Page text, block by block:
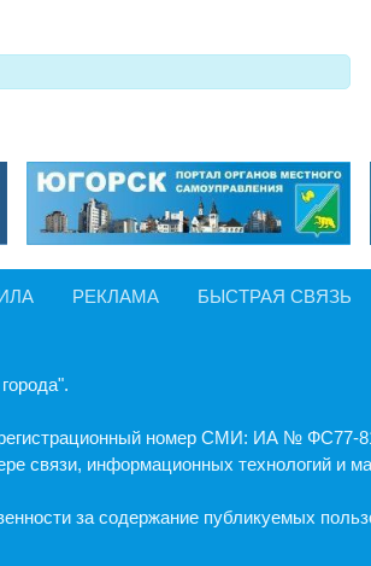
РЕКЛАМА БЫСТРАЯ СВЯЗЬ
регистрационный номер СМИ: ИА № ФС77-
связи, информационных технологий и
за содержание публикуемых